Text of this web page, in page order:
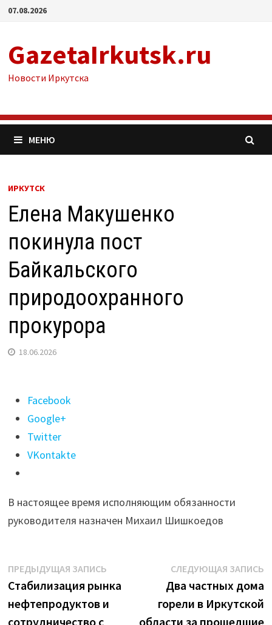
Перейти
07.08.2026
GazetaIrkutsk.ru
Новости Иркутска
МЕНЮ
ИРКУТСК
Елена Макушенко
покинула пост
Байкальского
природоохранного
прокурора
18.06.2026
Поделиться
"Елена
Макушенко
покинула
пост
природоохранного
прокурора"
Facebook
Google+
Twitter
VKontakte
В настоящее время исполняющим обязанности
руководителя назначен Михаил Шишкоедов
Навигация
по
записям
ПРЕДЫДУЩАЯ ЗАПИСЬПредыдущая
запись:
Стабилизация рынка
нефтепродуктов и
сотрудничество с
СЛЕДУЮЩАЯ ЗАПИСЬ
Два частных дома
горели в Иркутской
области за прошедшие